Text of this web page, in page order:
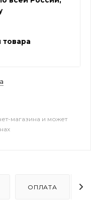
товара
магазина и может
ОПЛАТА